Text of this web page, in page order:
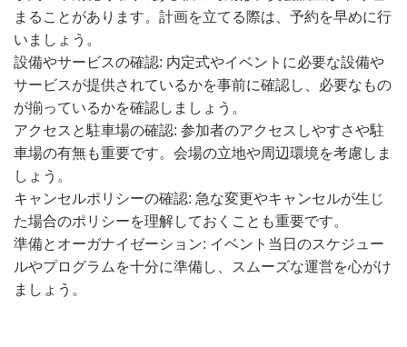
まることがあります。計画を立てる際は、予約を早めに行
いましょう。
設備やサービスの確認: 内定式やイベントに必要な設備や
サービスが提供されているかを事前に確認し、必要なもの
が揃っているかを確認しましょう。
アクセスと駐車場の確認: 参加者のアクセスしやすさや駐
車場の有無も重要です。会場の立地や周辺環境を考慮しま
しょう。
キャンセルポリシーの確認: 急な変更やキャンセルが生じ
た場合のポリシーを理解しておくことも重要です。
準備とオーガナイゼーション: イベント当日のスケジュー
ルやプログラムを十分に準備し、スムーズな運営を心がけ
ましょう。